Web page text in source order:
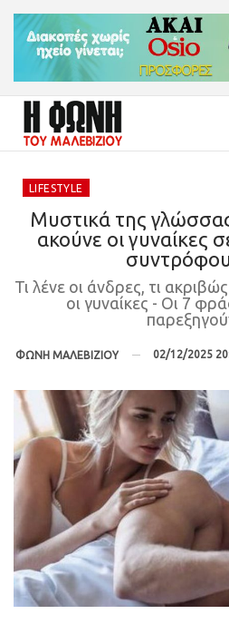
LIFESTYLE
Μυστικά της
ακούνε οι γυναίκες
Τι λένε οι άνδρες, τι
οι γυναίκες - Οι 7
ΦΩΝΗ ΜΑΛΕΒΙΖΙΟΥ 02/12/2025